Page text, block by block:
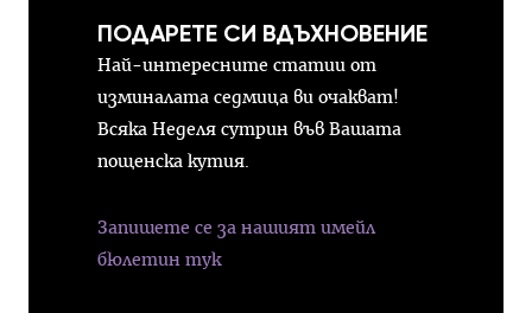
ПОДАРЕТЕ СИ ВДЪХНОВЕНИЕ
Най-интересните статии от
изминалата седмица ви очакват!
Всяка Неделя сутрин във Вашата
пощенска кутия.
Запишете се за нашият имейл
бюлетин тук